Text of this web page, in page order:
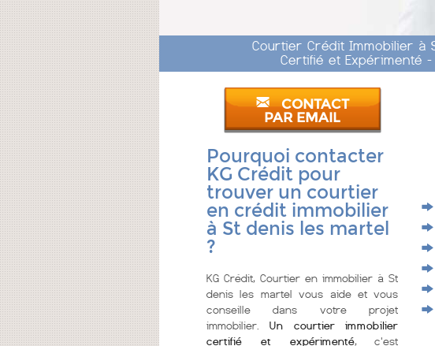
Courtier Crédit Immobilier à
Certifié et Expérimenté
CONTACT
PAR EMAIL
Pourquoi contacter
KG Crédit pour
trouver un courtier
en crédit immobilier
à St denis les martel
?
KG Crédit, Courtier en immobilier à St
denis les martel vous aide et vous
conseille dans votre projet
immobilier. Un courtier immobilier
certifié et expérimenté, c'est